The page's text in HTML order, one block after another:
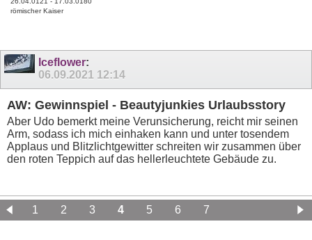
römischer Kaiser
Iceflower:
06.09.2021 12:14
AW: Gewinnspiel - Beautyjunkies Urlaubsstory
Aber Udo bemerkt meine Verunsicherung, reicht mir seinen
Arm, sodass ich mich einhaken kann und unter tosendem
Applaus und Blitzlichtgewitter schreiten wir zusammen über
den roten Teppich auf das hellerleuchtete Gebäude zu.
1 2 3 4 5 6 7